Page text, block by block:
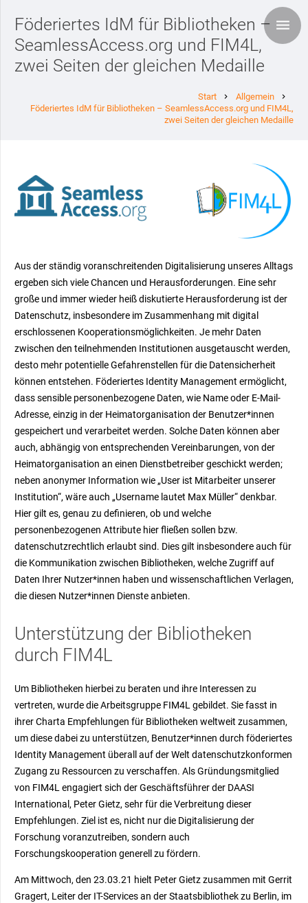
Föderiertes IdM für Bibliotheken –
SeamlessAccess.org und FIM4L,
zwei Seiten der gleichen Medaille
Start chevron_right Allgemein chevron_right
Föderiertes IdM für Bibliotheken – SeamlessAccess.org und FIM4L,
zwei Seiten der gleichen Medaille
Aus der ständig voranschreitenden Digitalisierung unseres Alltags
ergeben sich viele Chancen und Herausforderungen. Eine sehr
große und immer wieder heiß diskutierte Herausforderung ist der
Datenschutz, insbesondere im Zusammenhang mit digital
erschlossenen Kooperationsmöglichkeiten. Je mehr Daten
zwischen den teilnehmenden Institutionen ausgetauscht werden,
desto mehr potentielle Gefahrenstellen für die Datensicherheit
können entstehen. Föderiertes Identity Management ermöglicht,
dass sensible personenbezogene Daten, wie Name oder E-Mail-
Adresse, einzig in der Heimatorganisation der Benutzer*innen
gespeichert und verarbeitet werden. Solche Daten können aber
auch, abhängig von entsprechenden Vereinbarungen, von der
Heimatorganisation an einen Dienstbetreiber geschickt werden;
neben anonymer Information wie „User ist Mitarbeiter unserer
Institution“, wäre auch „Username lautet Max Müller“ denkbar.
Hier gilt es, genau zu definieren, ob und welche
personenbezogenen Attribute hier fließen sollen bzw.
datenschutzrechtlich erlaubt sind. Dies gilt insbesondere auch für
die Kommunikation zwischen Bibliotheken, welche Zugriff auf
Daten Ihrer Nutzer*innen haben und wissenschaftlichen Verlagen,
die diesen Nutzer*innen Dienste anbieten.
Unterstützung der Bibliotheken
durch FIM4L
Um Bibliotheken hierbei zu beraten und ihre Interessen zu
vertreten, wurde die Arbeitsgruppe FIM4L gebildet. Sie fasst in
ihrer Charta Empfehlungen für Bibliotheken weltweit zusammen,
um diese dabei zu unterstützen, Benutzer*innen durch föderiertes
Identity Management überall auf der Welt datenschutzkonformen
Zugang zu Ressourcen zu verschaffen. Als Gründungsmitglied
von FIM4L engagiert sich der Geschäftsführer der DAASI
International, Peter Gietz, sehr für die Verbreitung dieser
Empfehlungen. Ziel ist es, nicht nur die Digitalisierung der
Forschung voranzutreiben, sondern auch
Forschungskooperation generell zu fördern.
Am Mittwoch, den 23.03.21 hielt Peter Gietz zusammen mit Gerrit
Gragert, Leiter der IT-Services an der Staatsbibliothek zu Berlin, im